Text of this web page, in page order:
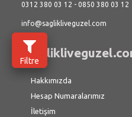
Filtre
0312 380 03 12 - 0850 380 03 12
info@saglikliveguzel.com
Hakkımızda
Hesap Numaralarımız
İletişim